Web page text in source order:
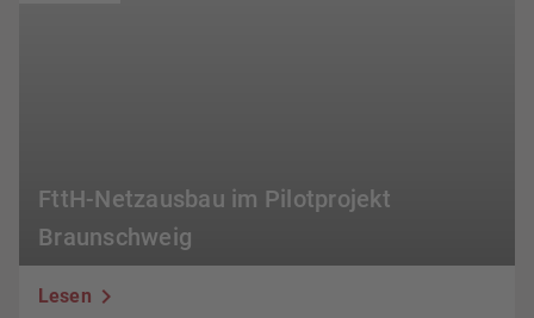
FttH-Netzausbau im Pilotprojekt
Braunschweig
Lesen